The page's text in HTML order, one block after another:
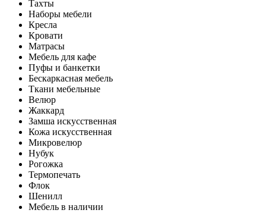
Тахты
Наборы мебели
Кресла
Кровати
Матрасы
Мебель для кафе
Пуфы и банкетки
Бескаркасная мебель
Ткани мебельные
Велюр
Жаккард
Замша искусственная
Кожа искусственная
Микровелюр
Нубук
Рогожка
Термопечать
Флок
Шенилл
Мебель в наличии